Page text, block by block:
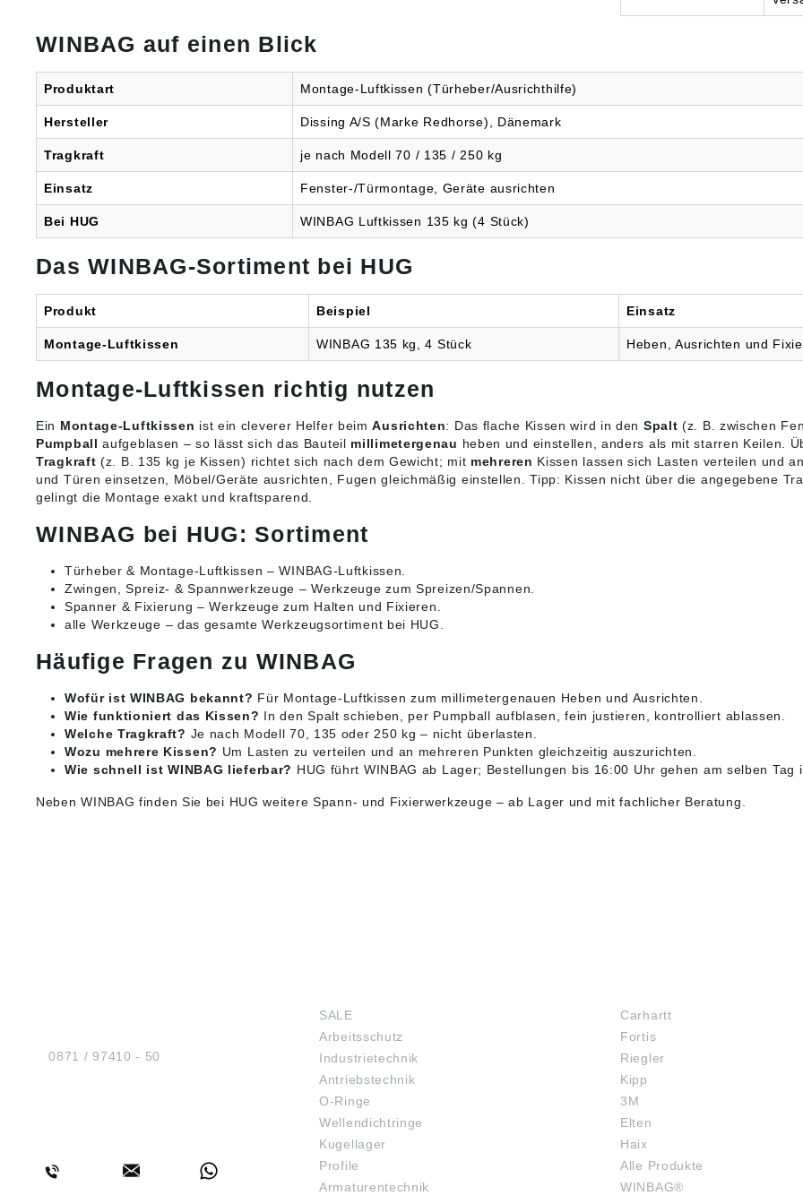
WINBAG auf einen Blick
Produktart Montage-Luftkissen (Türheber/Ausrichthilfe)
Hersteller Dissing A/S (Marke Redhorse), Dänemark
Tragkraft je nach Modell 70 / 135 / 250 kg
Einsatz Fenster-/Türmontage, Geräte ausrichten
Bei HUG WINBAG Luftkissen 135 kg (4 Stück)
Das WINBAG-Sortiment bei HUG
Produkt Beispiel Einsatz
Montage-Luftkissen WINBAG 135 kg, 4 Stück Heben, Ausrichten und
Montage-Luftkissen richtig nutzen
Ein Montage-Luftkissen ist ein cleverer Helfer beimAusrichten: Das flache Kissen wird in den Spalt (z. B. zwischen
Pumpball aufgeblasen – so lässt sich das Bauteil millimetergenau heben und einstellen, anders als mit starren Keilen.
Tragkraft (z. B. 135 kg je Kissen) richtet sich nach dem Gewicht; mit mehreren Kissen lassen sich Lasten verteilen und
und Türen einsetzen, Möbel/Geräte ausrichten, Fugen gleichmäßig einstellen. Tipp: Kissen nicht über die angegebene
gelingt die Montage exakt und kraftsparend.
WINBAG bei HUG: Sortiment
Türheber & Montage-Luftkissen – WINBAG-Luftkissen.
Zwingen, Spreiz- & Spannwerkzeuge – Werkzeuge zum Spreizen/Spannen.
Spanner & Fixierung – Werkzeuge zum Halten und Fixieren.
alle Werkzeuge – das gesamte Werkzeugsortiment bei HUG.
Häufige Fragen zu WINBAG
Wofür ist WINBAG bekannt? Für Montage-Luftkissen zum millimetergenauen Heben und Ausrichten.
Wie funktioniert das Kissen? In den Spalt schieben, per Pumpball aufblasen, fein justieren, kontrolliert ablassen.
Welche Tragkraft? Je nach Modell 70, 135 oder 250 kg – nicht überlasten.
Wozu mehrere Kissen? Um Lasten zu verteilen und an mehreren Punkten gleichzeitig auszurichten.
Wie schnell ist WINBAG lieferbar? HUG führt WINBAG ab Lager; Bestellungen bis 16:00 Uhr gehen am selben Tag
Neben WINBAG finden Sie bei HUG weitereSpann- und Fixierwerkzeuge – ab Lager und mit fachlicher Beratung.
Tel.:0871 / 97410 - 50
SALE
Arbeitsschutz
Industrietechnik
Antriebstechnik
O-Ringe
Wellendichtringe
Kugellager
Profile
Armaturentechnik
Carhartt
Fortis
Riegler
Kipp
3M
Elten
Haix
Alle Produkte
WINBAG®